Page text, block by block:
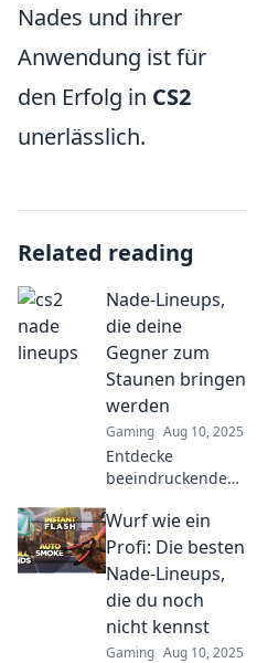
Nades und ihrer
Anwendung ist für
den Erfolg in CS2
unerlässlich.
Related reading
Nade-Lineups,
die deine
Gegner zum
Staunen bringen
werden
Gaming Aug 10, 2025
Entdecke
beeindruckende
deine Gegner
umhauen werden!
Werde zum
Meister des Spiels
und überrasche
alle!
Wurf wie ein
Profi: Die besten
Nade-Lineups,
die du noch
nicht kennst
Gaming Aug 10, 2025